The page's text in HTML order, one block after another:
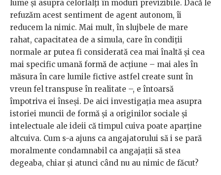
lume și asupra celorlalți în moduri previzibile. Dacă le
refuzăm acest sentiment de agent autonom, îi
reducem la nimic. Mai mult, în slujbele de mare
rahat, capacitatea de a simula, care în condiții
normale ar putea fi considerată cea mai înaltă și cea
mai specific umană formă de acțiune – mai ales în
măsura în care lumile fictive astfel create sunt în
vreun fel transpuse în realitate –, e întoarsă
împotriva ei înseși. De aici investigația mea asupra
istoriei muncii de formă și a originilor sociale și
intelectuale ale ideii că timpul cuiva poate aparține
altcuiva. Cum s-a ajuns ca angajatorului să i se pară
moralmente condamnabil ca angajații să stea
degeaba, chiar și atunci când nu au nimic de făcut?